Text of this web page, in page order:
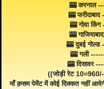
🎰 करनाल
🎰
🎰 गोवा
🎰
🎰 दुबई
🎰 गली
🎰 दिसावर
((जोड़ी रेट
माँ क़सम पेमेंट में कोई दिक्कत नहीं